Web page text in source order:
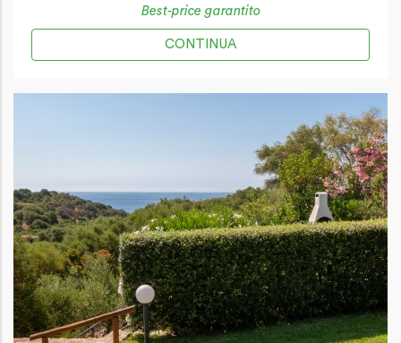
Best-price garantito
CONTINUA